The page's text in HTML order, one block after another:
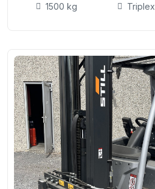
1500 kg Triplex